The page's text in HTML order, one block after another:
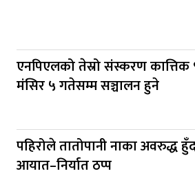
एनपिएलको तेस्रो संस्करण
मंसिर ५ गतेसम्म सञ्चालन हुने
पहिरोले तातोपानी नाका अवरुद्ध
आयात–निर्यात ठप्प